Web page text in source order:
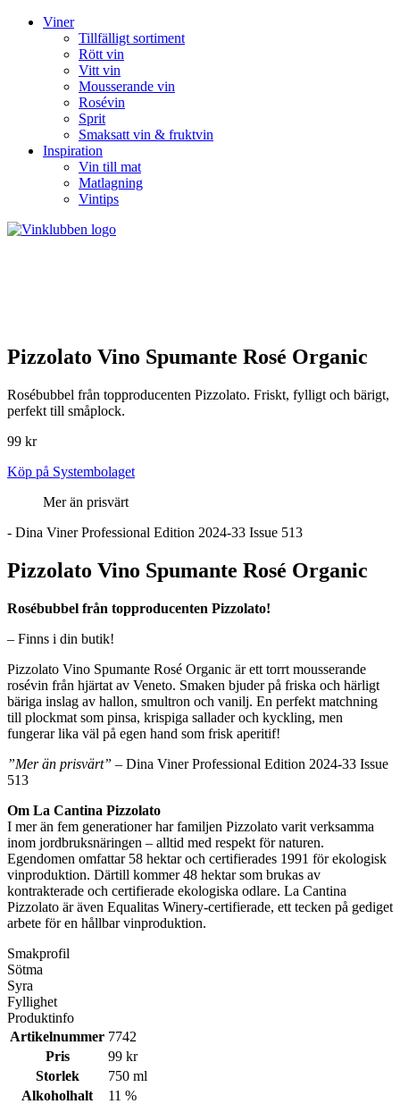
Viner
Tillfälligt sortiment
Rött vin
Vitt vin
Mousserande vin
Rosévin
Sprit
Smaksatt vin & fruktvin
Inspiration
Vin till mat
Matlagning
Vintips
Pizzolato Vino Spumante Rosé Organic
Rosébubbel från topproducenten Pizzolato. Friskt, fylligt och bärigt,
perfekt till småplock.
99 kr
Köp på Systembolaget
Mer än prisvärt
- Dina Viner Professional Edition 2024-33 Issue 513
Pizzolato Vino Spumante Rosé Organic
Rosébubbel från topproducenten Pizzolato!
– Finns i din butik!
Pizzolato Vino Spumante Rosé Organic är ett torrt mousserande
rosévin från hjärtat av Veneto. Smaken bjuder på friska och härligt
bäriga inslag av hallon, smultron och vanilj. En perfekt matchning
till plockmat som pinsa, krispiga sallader och kyckling, men
fungerar lika väl på egen hand som frisk aperitif!
”Mer än prisvärt” – Dina Viner Professional Edition 2024-33 Issue
513
Om La Cantina Pizzolato
I mer än fem generationer har familjen Pizzolato varit verksamma
inom jordbruksnäringen – alltid med respekt för naturen.
Egendomen omfattar 58 hektar och certifierades 1991 för ekologisk
vinproduktion. Därtill kommer 48 hektar som brukas av
kontrakterade och certifierade ekologiska odlare. La Cantina
Pizzolato är även Equalitas Winery-certifierade, ett tecken på gediget
arbete för en hållbar vinproduktion.
Smakprofil
Sötma
Syra
Fyllighet
Produktinfo
Artikelnummer 7742
Pris
99 kr
Storlek
750 ml
Alkoholhalt
11 %